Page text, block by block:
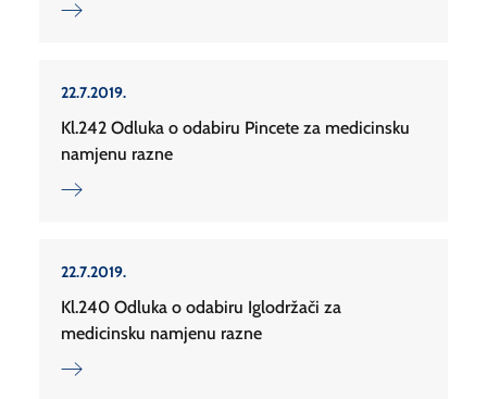
22.7.2019.
Kl.242 Odluka o odabiru Pincete za medicinsku
namjenu razne
22.7.2019.
Kl.240 Odluka o odabiru Iglodržači za
medicinsku namjenu razne